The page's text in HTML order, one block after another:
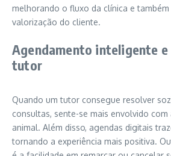
melhorando o fluxo da clínica e também
valorização do cliente.
Agendamento inteligente
tutor
Quando um tutor consegue resolver
consultas, sente-se mais envolvido
animal. Além disso, agendas digitais
tornando a experiência mais positiva.